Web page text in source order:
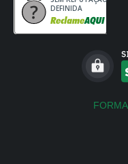
DEFINIDA